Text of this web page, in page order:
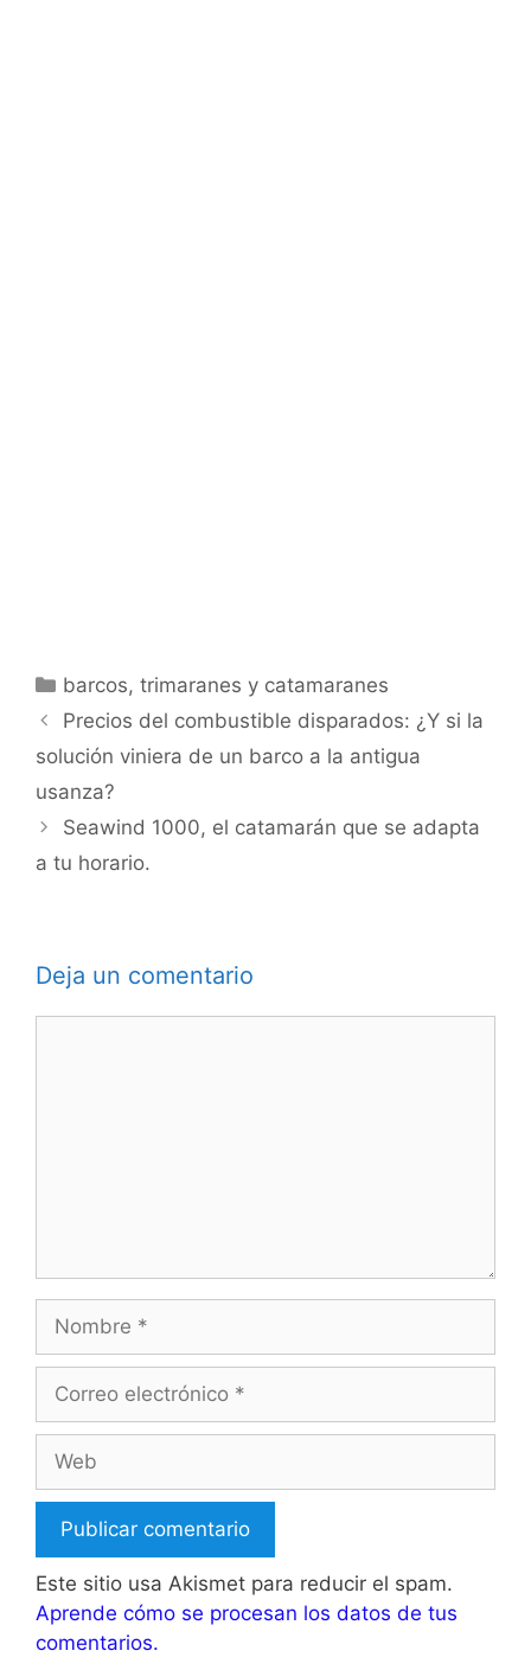
Categorías
barcos,trimaranes y catamaranes
Precios del combustible disparados: ¿Y si la
solución viniera de un barco a la antigua
usanza?
Seawind 1000, el catamarán que se adapta
a tu horario.
Deja un comentario
Nombre
Correo
Web
Este sitio usa Akismet para reducir el spam.
Aprende cómo se procesan los datos de tus
comentarios.